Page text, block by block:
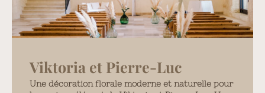
Viktoria et Pierre-Luc
Une décoration florale moderne et naturelle pour